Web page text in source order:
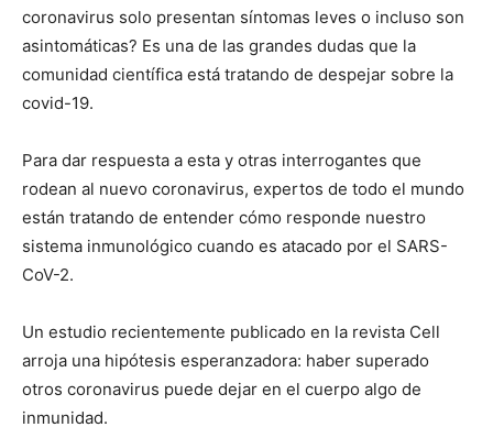
coronavirus solo presentan síntomas leves o incluso son
asintomáticas? Es una de las grandes dudas que la
comunidad científica está tratando de despejar sobre la
covid-19.
Para dar respuesta a esta y otras interrogantes que
rodean al nuevo coronavirus, expertos de todo el mundo
están tratando de entender cómo responde nuestro
sistema inmunológico cuando es atacado por el SARS-
CoV-2.
Un estudio recientemente publicado en la revista Cell
arroja una hipótesis esperanzadora: haber superado
otros coronavirus puede dejar en el cuerpo algo de
inmunidad.